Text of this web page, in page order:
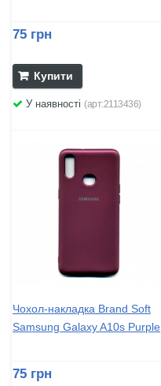
75 грн
Купити
У наявності (арт:2113436)
Чохол-накладка Brand Soft
Samsung Galaxy A10s Purple
75 грн